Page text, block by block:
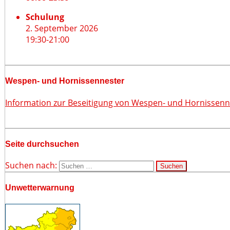
Schulung
2. September 2026
19:30-21:00
Wespen- und Hornissennester
Information zur Beseitigung von Wespen- und
Seite durchsuchen
Suchen nach:
Unwetterwarnung